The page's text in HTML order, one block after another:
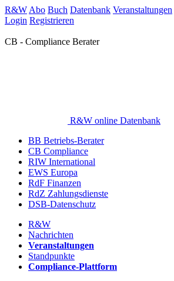
R&W Abo Buch Datenbank Veranstaltungen
Login Registrieren
CB - Compliance Berater
R&W online Datenbank
BB Betriebs-Berater
CB Compliance
RIW International
EWS Europa
RdF Finanzen
RdZ Zahlungsdienste
DSB-Datenschutz
R&W
Nachrichten
Veranstaltungen
Standpunkte
Compliance-Plattform